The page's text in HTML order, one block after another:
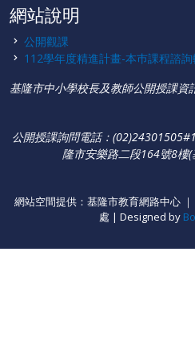
網站說明
公開觀課
112學年度精進計畫-本巿課程諮
基隆市中小學校長及教師公開授課資
公開授課詢問電話：
隆市安樂路二段164號8樓
網站空間提供：基隆市教育網路中心
處 | Designed by